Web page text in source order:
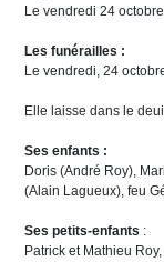
Le vendredi 24
Les funérailles :
Le vendredi, 24
Elle laisse dans le
Ses enfants :
Doris (André Roy),
(Alain Lagueux), feu
Ses petits-enfants :
Patrick et Mathieu